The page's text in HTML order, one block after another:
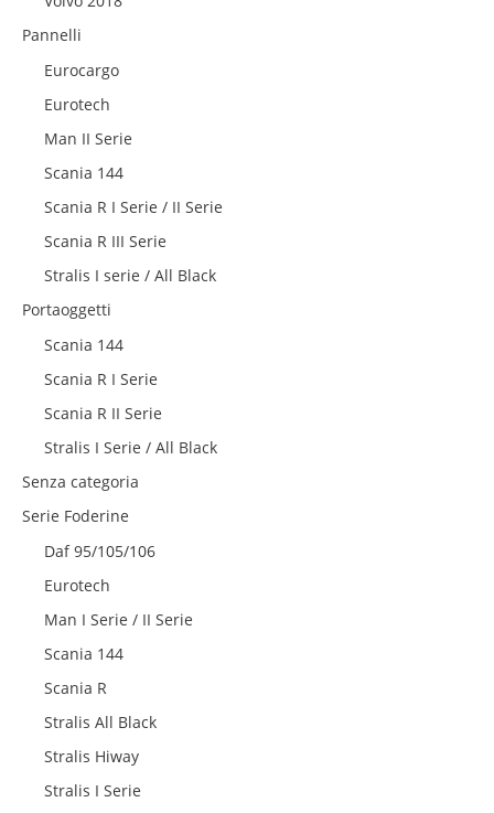
Pannelli
Eurocargo
Eurotech
Man II Serie
Scania 144
Scania R I Serie / II Serie
Scania R III Serie
Stralis I serie / All Black
Portaoggetti
Scania 144
Scania R I Serie
Scania R II Serie
Stralis I Serie / All Black
Senza categoria
Serie Foderine
Daf 95/105/106
Eurotech
Man I Serie / II Serie
Scania 144
Scania R
Stralis All Black
Stralis Hiway
Stralis I Serie